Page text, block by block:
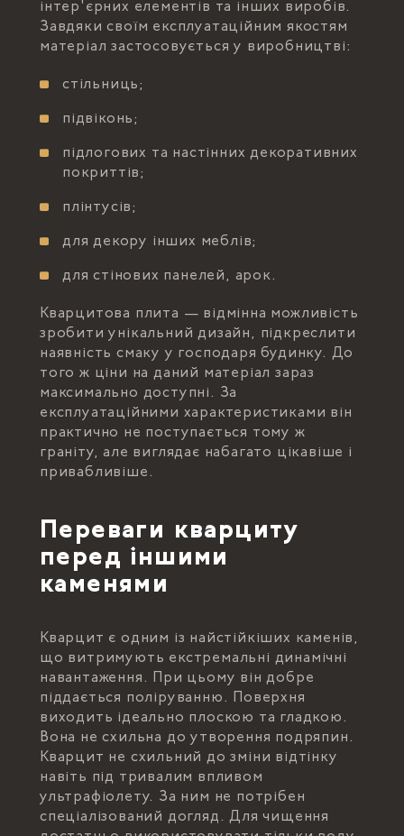
інтер'єрних елементів та інших виробів.
Завдяки своїм експлуатаційним якостям
матеріал застосовується у виробництві:
стільниць;
підвіконь;
підлогових та настінних декоративних
покриттів;
плінтусів;
для декору інших меблів;
для стінових панелей, арок.
Кварцитова плита — відмінна можливість
зробити унікальний дизайн, підкреслити
наявність смаку у господаря будинку. До
того ж ціни на даний матеріал зараз
максимально доступні. За
експлуатаційними характеристиками він
практично не поступається тому ж
граніту, але виглядає набагато цікавіше і
привабливіше.
Переваги кварциту
перед іншими
каменями
Кварцит є одним із найстійкіших каменів,
що витримують екстремальні динамічні
навантаження. При цьому він добре
піддається поліруванню. Поверхня
виходить ідеально плоскою та гладкою.
Вона не схильна до утворення подряпин.
Кварцит не схильний до зміни відтінку
навіть під тривалим впливом
ультрафіолету. За ним не потрібен
спеціалізований догляд. Для чищення